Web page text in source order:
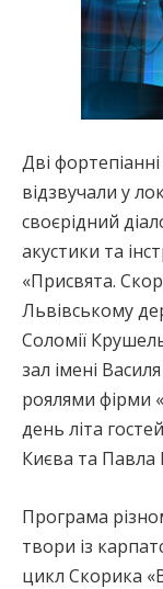
Дві
відзвучали у
своєрідний
акустики та
«Присвята.
Львівському
Соломії
зал імені
роялями фірми
день літа
Києва та Павла
Програма
твори із
цикл Скорика